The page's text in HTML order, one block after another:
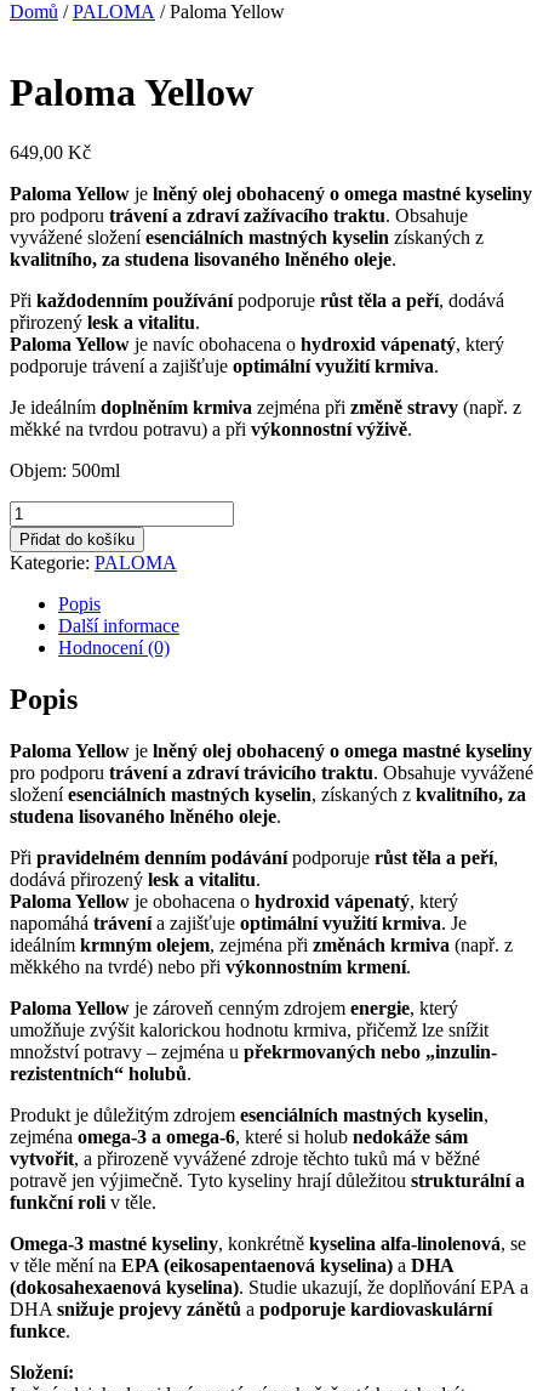
Domů /PALOMA / Paloma Yellow
Paloma Yellow
649,00 Kč
Paloma Yellow je lněný olej obohacený o omega mastné kyseliny
pro podporu trávení a zdraví zažívacího traktu. Obsahuje
vyvážené složeníesenciálních mastných kyselin získaných z
kvalitního, za studena lisovaného lněného oleje.
Při každodenním používánípodporuje růst těla a peří, dodává
přirozený lesk a vitalitu.
Paloma Yellow je navíc obohacena o hydroxid vápenatý, který
podporuje trávení a zajišťuje optimální využití krmiva.
Je ideálním doplněním krmiva zejména při změně stravy (např. z
měkké na tvrdou potravu) a při výkonnostní výživě.
Objem: 500ml
Paloma
Yellow
množství
Přidat do košíku
Kategorie: PALOMA
Popis
Další informace
Hodnocení (0)
Popis
Paloma Yellow je lněný olej obohacený o omega mastné kyseliny
pro podporu trávení a zdraví trávicího traktu. Obsahuje vyvážené
složeníesenciálních mastných kyselin, získaných z kvalitního, za
studena lisovaného lněného oleje.
Při pravidelném denním podávánípodporuje růst těla a peří,
dodává přirozený lesk a vitalitu.
Paloma Yellow je obohacena o hydroxid vápenatý, který
napomáhá trávenía zajišťuje optimální využití krmiva. Je
ideálním krmným olejem, zejména při změnách krmiva (např. z
měkkého na tvrdé) nebo při výkonnostním krmení.
Paloma Yellow je zároveň cenným zdrojem energie, který
umožňuje zvýšit kalorickou hodnotu krmiva, přičemž lze snížit
množství potravy – zejména u překrmovaných nebo „inzulin-
rezistentních“ holubů.
Produkt je důležitým zdrojem esenciálních mastných kyselin,
zejména omega-3 a omega-6, které si holub nedokáže sám
vytvořit, a přirozeně vyvážené zdroje těchto tuků má v běžné
potravě jen výjimečně. Tyto kyseliny hrají důležitou strukturální a
funkční roli v těle.
Omega-3 mastné kyseliny, konkrétně kyselina alfa-linolenová, se
v těle mění na EPA (eikosapentaenová kyselina) a DHA
(dokosahexaenová kyselina). Studie ukazují, že doplňování EPA a
DHA snižuje projevy zánětů a podporuje kardiovaskulární
funkce.
Složení: